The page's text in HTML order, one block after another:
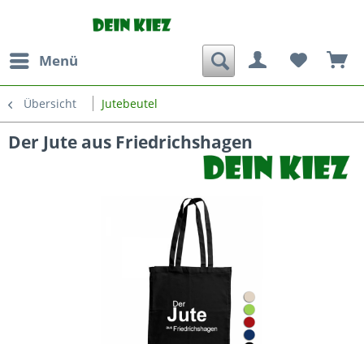
Menü
Übersicht Jutebeutel
Der Jute aus Friedrichshagen